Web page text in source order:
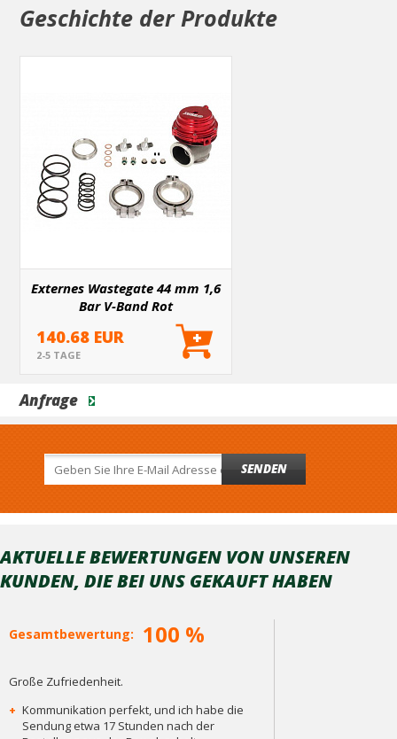
Geschichte der Produkte
Externes Wastegate 44 mm 1,6
Bar V-Band Rot
140.68 EUR
2-5 TAGE
Anfrage
SENDEN
AKTUELLE BEWERTUNGEN VON UNSEREN
KUNDEN, DIE BEI ​​UNS GEKAUFT HABEN
Gesamtbewertung: 100 %
Große Zufriedenheit.
+ Kommunikation perfekt, und ich habe die
Sendung etwa 17 Stunden nach der